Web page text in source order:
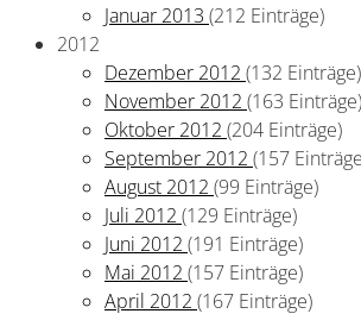
Januar 2013 (212 Einträge)
2012
Dezember 2012 (132 Einträge)
November 2012 (163 Einträge)
Oktober 2012 (204 Einträge)
September 2012 (157
August 2012 (99 Einträge)
Juli 2012 (129 Einträge)
Juni 2012 (191 Einträge)
Mai 2012 (157 Einträge)
April 2012 (167 Einträge)